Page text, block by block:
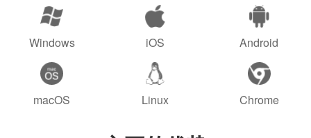
Windows iOS Android
macOS Linux Chrome